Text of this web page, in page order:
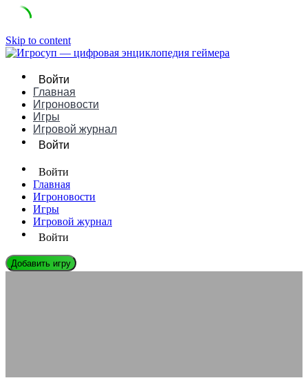
Skip to content
Войти
Главная
Игроновости
Игры
Игровой журнал
Войти
Войти
Главная
Игроновости
Игры
Игровой журнал
Войти
Добавить игру